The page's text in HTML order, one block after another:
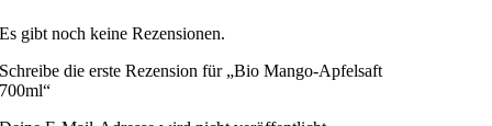
Es gibt noch keine Rezensionen.
Schreibe die erste Rezension für „Bio Mango-Apfelsaft
700ml“